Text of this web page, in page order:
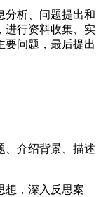
分析、问题提出和
进行资料收集、实
要问题，最后提出
、介绍背景、描述
想，深入反思案